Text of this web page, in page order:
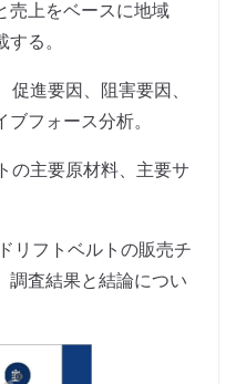
売上をベースに地域
る。
進要因、阻害要因、
フォース分析。
の主要原材料、主要サ
リフトベルトの販売チ
調査結果と結論につい